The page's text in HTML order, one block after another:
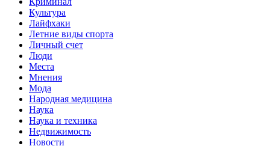
Культура
Лайфхаки
Летние виды спорта
Личный счет
Люди
Места
Мнения
Мода
Народная медицина
Наука
Наука и техника
Недвижимость
Новости